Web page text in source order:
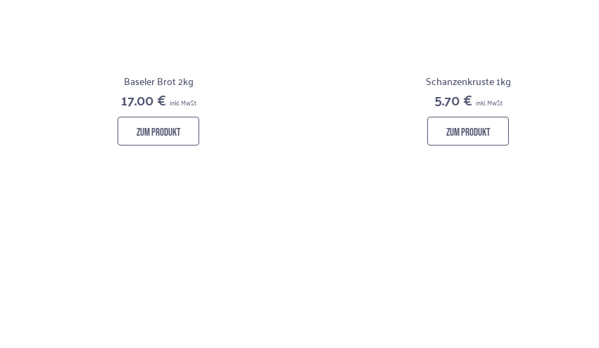
Baseler Brot 2kg
17.00 € inkl. MwSt
ZUM PRODUKT
Schanzenkruste 1kg
5.70 € inkl. MwSt
ZUM PRODUKT